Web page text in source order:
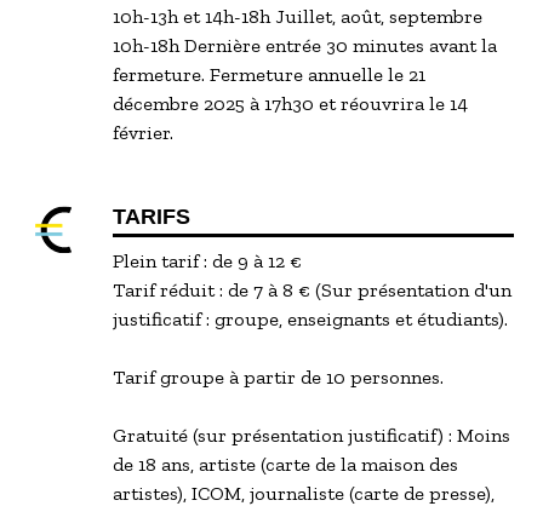
10h-13h et 14h-18h Juillet, août, septembre
10h-18h Dernière entrée 30 minutes avant la
fermeture. Fermeture annuelle le 21
décembre 2025 à 17h30 et réouvrira le 14
février.
TARIFS
Plein tarif : de 9 à 12 €
Tarif réduit : de 7 à 8 € (Sur présentation d'un
justificatif : groupe, enseignants et étudiants).
Tarif groupe à partir de 10 personnes.
Gratuité (sur présentation justificatif) : Moins
de 18 ans, artiste (carte de la maison des
artistes), ICOM, journaliste (carte de presse),